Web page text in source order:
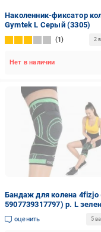
Наколенник-фиксатор
Gymtek L Серый (3305)
1 2
Нет в наличии
Бандаж для колена 4fizjo
5907739317797) р. L
черным
оценить 5